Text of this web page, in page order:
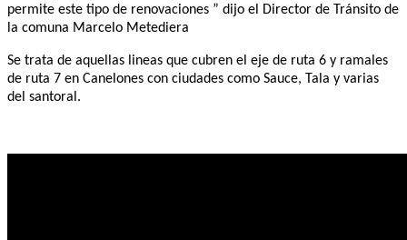
permite este tipo de renovaciones ” dijo el Director de Tránsito de
la comuna Marcelo Metediera
Se trata de aquellas lineas que cubren el eje de ruta 6 y ramales
de ruta 7 en Canelones con ciudades como Sauce, Tala y varias
del santoral.